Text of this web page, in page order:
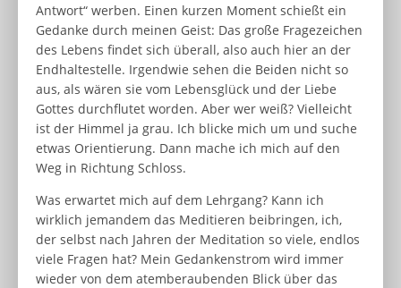
Antwort“ werben. Einen kurzen Moment schießt ein
Gedanke durch meinen Geist: Das große Fragezeichen
des Lebens findet sich überall, also auch hier an der
Endhaltestelle. Irgendwie sehen die Beiden nicht so
aus, als wären sie vom Lebensglück und der Liebe
Gottes durchflutet worden. Aber wer weiß? Vielleicht
ist der Himmel ja grau. Ich blicke mich um und suche
etwas Orientierung. Dann mache ich mich auf den
Weg in Richtung Schloss.
Was erwartet mich auf dem Lehrgang? Kann ich
wirklich jemandem das Meditieren beibringen, ich,
der selbst nach Jahren der Meditation so viele, endlos
viele Fragen hat? Mein Gedankenstrom wird immer
wieder von dem atemberaubenden Blick über das